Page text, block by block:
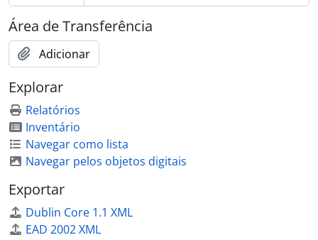
Área de Transferência
Adicionar
Explorar
Relatórios
Inventário
Navegar como lista
Navegar pelos objetos digitais
Exportar
Dublin Core 1.1 XML
EAD 2002 XML